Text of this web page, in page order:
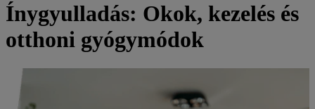
Ínygyulladás: Okok, kezelés és
otthoni gyógymódok